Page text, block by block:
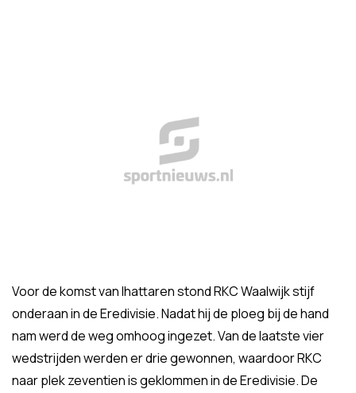
Voor de komst van Ihattaren stond RKC Waalwijk stijf
onderaan in de Eredivisie. Nadat hij de ploeg bij de hand
nam werd de weg omhoog ingezet. Van de laatste vier
wedstrijden werden er drie gewonnen, waardoor RKC
naar plek zeventien is geklommen in de Eredivisie. De